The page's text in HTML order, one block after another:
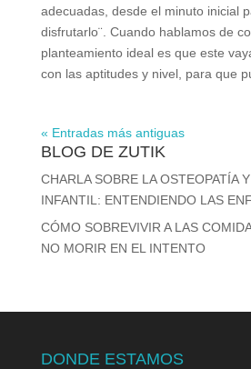
adecuadas, desde el minuto inicial
disfrutarlo¨. Cuando hablamos de
planteamiento ideal es que este
con las aptitudes y nivel, para que
« Entradas más antiguas
BLOG DE ZUTIK
CHARLA SOBRE LA OSTEOPATÍA
INFANTIL: ENTENDIENDO LAS
CÓMO SOBREVIVIR A LAS
NO MORIR EN EL INTENTO
DONDE ESTAMOS